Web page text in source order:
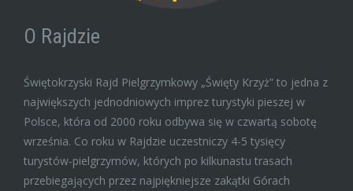
O Rajdzie
Świętokrzyski Rajd Pielgrzymkowy „Święty Krzyż” to jedna z
największych jednodniowych imprez turystyki pieszej w
Polsce, która od 2000 roku odbywa się w czwartą sobotę
września. Co roku w Rajdzie uczestniczy 4-5 tysięcy
turystów-pielgrzymów, których po kilkunastu trasach
przebiegających przez najpiękniejsze zakątki Górach